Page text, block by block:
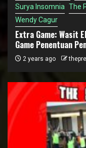
Surya Insomnia The
Wendy Cagur
Extra Game: Wasit
Game Penentuan
2 years ago